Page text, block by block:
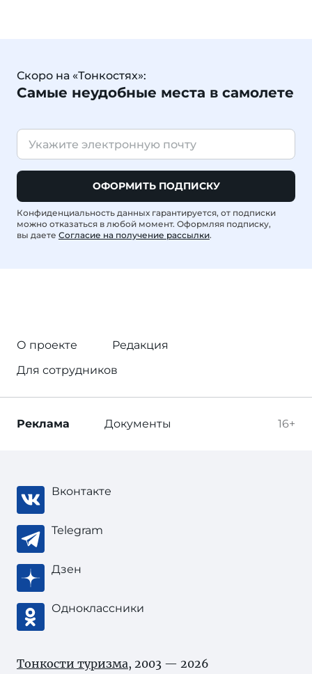
Скоро на «Тонкостях»:
Самые неудобные места в самолете
ОФОРМИТЬ ПОДПИСКУ
Конфиденциальность данных гарантируется, от подписки
можно отказаться в любой момент. Оформляя подписку,
вы даете Согласие на получение рассылки.
О проекте
Редакция
Для сотрудников
16+
Реклама Документы
Вконтакте
Telegram
Дзен
Одноклассники
Тонкости туризма, 2003 — 2026